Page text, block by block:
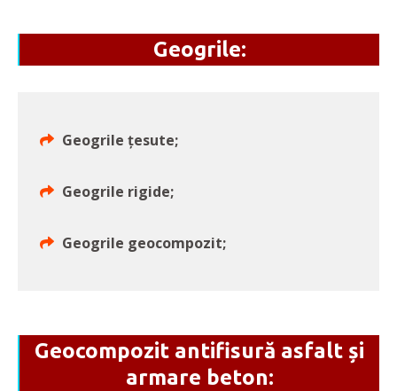
Geogrile:
Geogrile țesute;
Geogrile rigide;
Geogrile geocompozit;
Geocompozit antifisură asfalt și
armare beton: